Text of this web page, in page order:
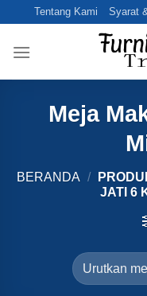
content
Tentang Kami Syarat
Meja
BERANDA /
JATI 6